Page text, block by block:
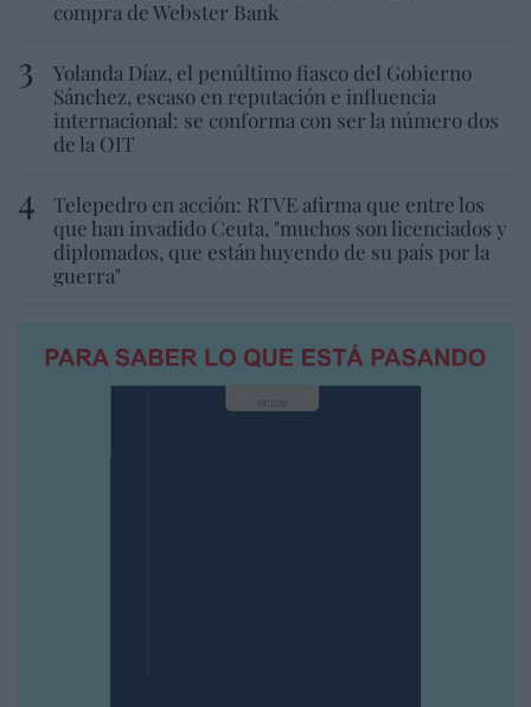
compra de Webster Bank
Yolanda Díaz, el penúltimo fiasco del Gobierno
Sánchez, escaso en reputación e influencia
internacional: se conforma con ser la número dos
de la OIT
Telepedro en acción: RTVE afirma que entre los
que han invadido Ceuta, "muchos son licenciados y
diplomados, que están huyendo de su país por la
guerra"